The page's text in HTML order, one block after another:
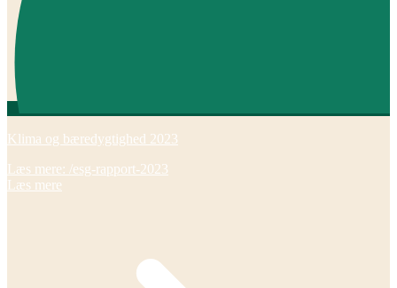
Klima og bæredygtighed 2023
Læs mere: /esg-rapport-2023
Læs mere